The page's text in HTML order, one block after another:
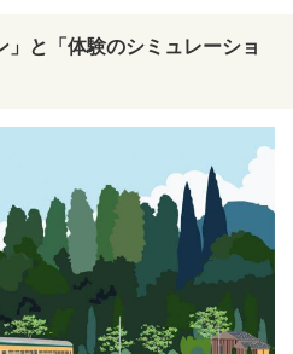
」と「体験のシミュレーショ